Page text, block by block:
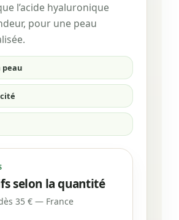
l’acide hyaluronique
pour une peau
peau
selon la quantité
35 € — France